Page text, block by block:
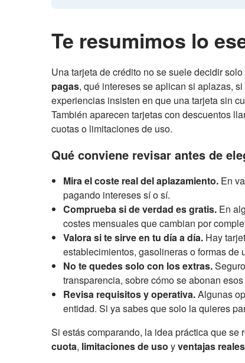
Te resumimos lo
Una tarjeta de crédito no se suele decidir
pagas, qué intereses se aplican si aplazas,
experiencias insisten en que una tarjeta sin
También aparecen tarjetas con descuentos
cuotas o limitaciones de uso.
Qué conviene revisar antes de
Mira el coste real del aplazamiento. En
pagando intereses sí o sí.
Comprueba si de verdad es gratis. En
costes mensuales que cambian por
Valora si te sirve en tu día a día. Hay
establecimientos, gasolineras o formas de
No te quedes solo con los extras.
transparencia, sobre cómo se abonan
Revisa requisitos y operativa.Algunas
entidad. Si ya sabes que solo la quieres
Si estás comparando, la idea práctica que se
cuota, limitaciones de uso yventajas reales